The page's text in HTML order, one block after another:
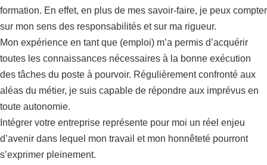
formation. En effet, en plus de mes savoir-faire, je peux compter
sur mon sens des responsabilités et sur ma rigueur.
Mon expérience en tant que (emploi) m’a permis d’acquérir
toutes les connaissances nécessaires à la bonne exécution
des tâches du poste à pourvoir. Régulièrement confronté aux
aléas du métier, je suis capable de répondre aux imprévus en
toute autonomie.
Intégrer votre entreprise représente pour moi un réel enjeu
d’avenir dans lequel mon travail et mon honnêteté pourront
s’exprimer pleinement.